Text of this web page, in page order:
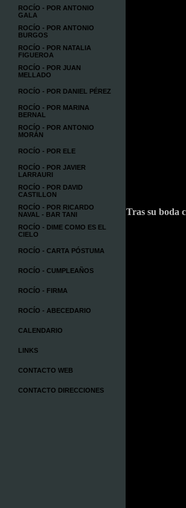
ROCÍO - POR ANTONIO
GALA
ROCÍO - POR ANTONIO
BURGOS
ROCÍO - POR NATALIA
FIGUEROA
ROCÍO - POR JUAN
MELLADO
ROCÍO - POR DANIEL PÉREZ
ROCÍO - POR MARINA
BERNAL
ROCÍO - POR ANTONIO
MORÁN
ROCÍO - POR ELE
ROCÍO - POR JAVIER
LARRAURI
ROCÍO - POR DAVID
CASTILLON
ROCÍO - POR RICARDO
NAVAL - BAR TANI
ROCÍO - DIME COMO ES EL
CIELO
ROCÍO - CARTA PÓSTUMA
ROCÍO - CUMPLEAÑOS
ROCÍO - FIRMA
ROCÍO - ABECEDARIO
CALENDARIO
LINKS
CONTACTO WEB
CONTACTO DIRECCIONES
Tras su boda